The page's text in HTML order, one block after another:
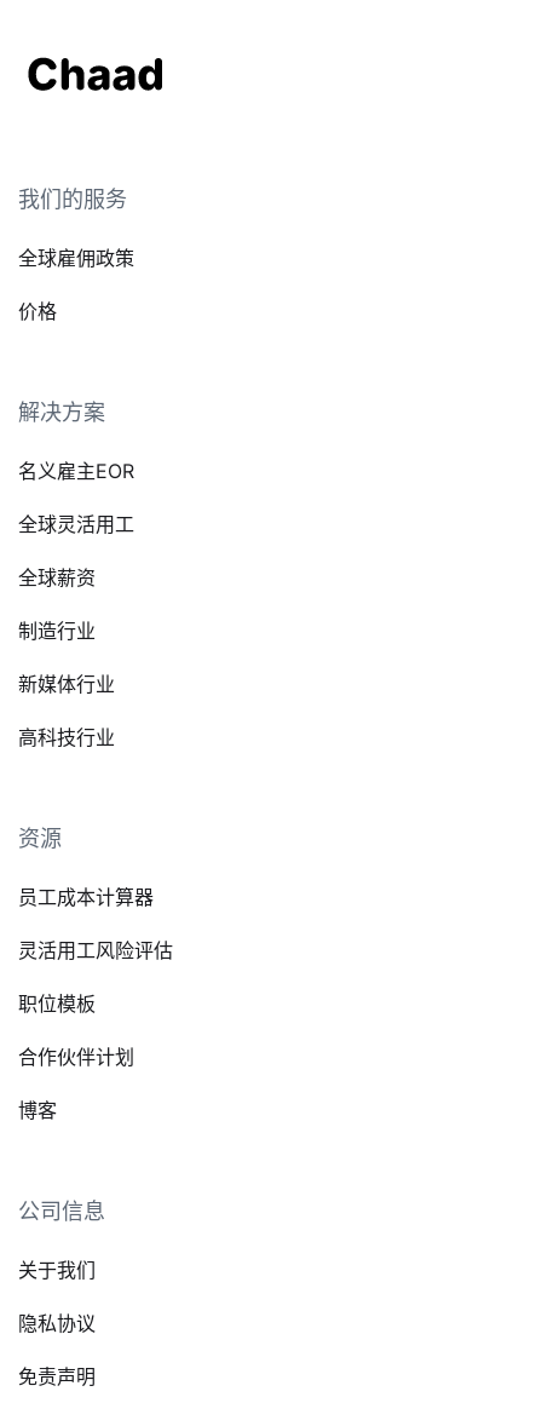
我们的服务
全球雇佣政策
价格
解决方案
名义雇主EOR
全球灵活用工
全球薪资
制造行业
新媒体行业
高科技行业
资源
员工成本计算器
灵活用工风险评估
职位模板
合作伙伴计划
博客
公司信息
关于我们
隐私协议
免责声明